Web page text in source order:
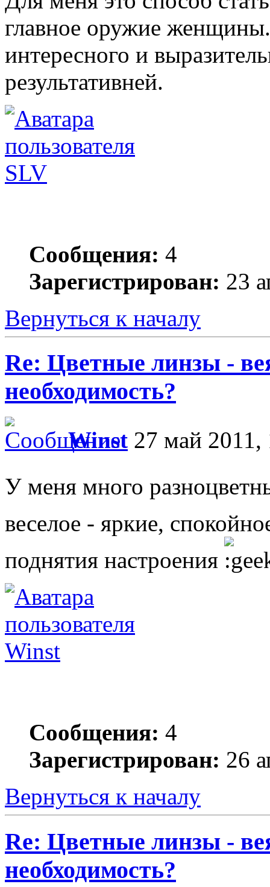
главное оружие
интересного и
результативней.
SLV
Сообщения: 4
Зарегистрирован: 23
Вернуться к началу
Re: Цветные линзы -
необходимость?
Winst 27 май 2011,
У меня много
веселое - яркие,
поднятия настроения
Winst
Сообщения: 4
Зарегистрирован: 26
Вернуться к началу
Re: Цветные линзы -
необходимость?